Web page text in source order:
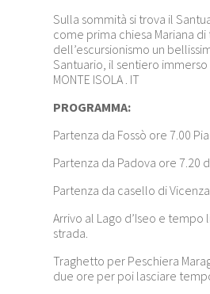
Sulla sommità si trova il
come prima chiesa Mariana
dell’escursionismo un
Santuario, il sentiero
MONTE ISOLA . IT
PROGRAMMA:
Partenza da Fossò ore 7.00
Partenza da Padova ore 7.20
Partenza da casello di
Arrivo al Lago d’Iseo e
strada.
Traghetto per Peschiera
due ore per poi lasciare